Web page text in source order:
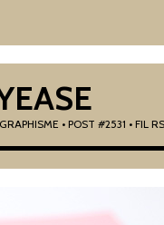
GRAPHISME • POST #2531 • FIL